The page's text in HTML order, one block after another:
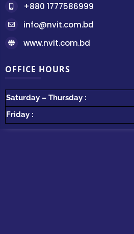
+880 1777586999
info@nvit.com.bd
www.nvit.com.bd
OFFICE HOURS
Saturday – Thursday :
Friday :